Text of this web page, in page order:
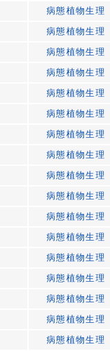
病態植物生理
病態植物生理
病態植物生理
病態植物生理
病態植物生理
病態植物生理
病態植物生理
病態植物生理
病態植物生理
病態植物生理
病態植物生理
病態植物生理
病態植物生理
病態植物生理
病態植物生理
病態植物生理
病態植物生理